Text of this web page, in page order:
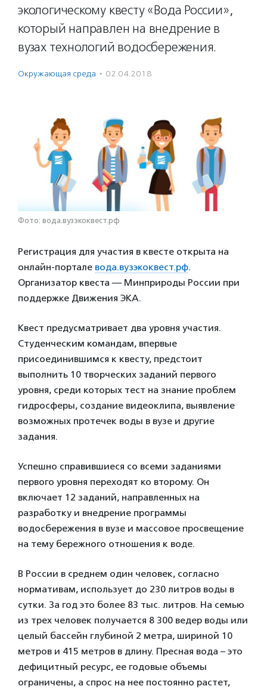
экологическому квесту «Вода России»,
который направлен на внедрение в
вузах технологий водосбережения.
Окружающая среда · 02.04.2018
Фото: вода.вузэкоквест.рф
Регистрация для участия в квесте открыта на
онлайн-портале вода.вузэкоквест.рф.
Организатор квеста — Минприроды России при
поддержке Движения ЭКА.
Квест предусматривает два уровня участия.
Студенческим командам, впервые
присоединившимся к квесту, предстоит
выполнить 10 творческих заданий первого
уровня, среди которых тест на знание проблем
гидросферы, создание видеоклипа, выявление
возможных протечек воды в вузе и другие
задания.
Успешно справившиеся со всеми заданиями
первого уровня переходят ко второму. Он
включает 12 заданий, направленных на
разработку и внедрение программы
водосбережения в вузе и массовое просвещение
на тему бережного отношения к воде.
В России в среднем один человек, согласно
нормативам, использует до 230 литров воды в
сутки. За год это более 83 тыс. литров. На семью
из трех человек получается 8 300 ведер воды или
целый бассейн глубиной 2 метра, шириной 10
метров и 415 метров в длину. Пресная вода – это
дефицитный ресурс, ее годовые объемы
ограничены, а спрос на нее постоянно растет,